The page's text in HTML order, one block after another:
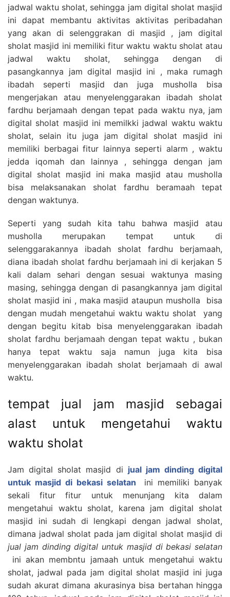
jadwal waktu sholat, sehingga jam digital sholat masjid
ini dapat membantu aktivitas aktivitas peribadahan
yang akan di selenggrakan di masjid , jam digital
sholat masjid ini memiliki fitur waktu waktu sholat atau
jadwal waktu sholat, sehingga dengan di
pasangkannya jam digital masjid ini , maka rumagh
ibadah seperti masjid dan juga musholla bisa
mengerjakan atau menyelenggarakan ibadah sholat
fardhu berjamaah dengan tepat pada waktu nya, jam
digital sholat masjid ini memilkki jadwal waktu waktu
sholat, selain itu juga jam digital sholat masjid ini
memiliki berbagai fitur lainnya seperti alarm , waktu
jedda iqomah dan lainnya , sehingga dengan jam
digital sholat masjid ini maka masjid atau musholla
bisa melaksanakan sholat fardhu beramaah tepat
dengan waktunya.
Seperti yang sudah kita tahu bahwa masjid atau
musholla merupakan tempat untuk di
selenggarakannya ibadah sholat fardhu berjamaah,
diana ibadah sholat fardhu berjamaah ini di kerjakan 5
kali dalam sehari dengan sesuai waktunya masing
masing, sehingga dengan di pasangkannya jam digital
sholat masjid ini , maka masjid ataupun musholla bisa
dengan mudah mengetahui waktu waktu sholat yang
dengan begitu kitab bisa menyelenggarakan ibadah
sholat fardhu berjamaah dengan tepat waktu , bukan
hanya tepat waktu saja namun juga kita bisa
menyelenggarakan ibadah sholat berjamaah di awal
waktu.
tempat jual jam masjid sebagai
alast untuk mengetahui waktu
waktu sholat
Jam digital sholat masjid di jual jam dinding digital
untuk masjid di bekasi selatan
ini memiliki banyak
sekali fitur fitur untuk menunjang kita dalam
mengetahui waktu sholat, karena jam digital sholat
masjid ini sudah di lengkapi dengan jadwal sholat,
dimana jadwal sholat pada jam digital sholat masjid di
jual jam dinding digital untuk masjid di bekasi selatan
ini akan membntu jamaah untuk mengetahui waktu
sholat, jadwal pada jam digital sholat masjid ini juga
sudah akurat dimana akurasinya bisa bertahan hingga